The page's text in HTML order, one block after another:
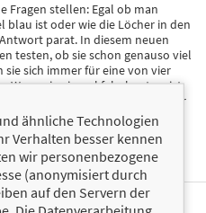
Fragen stellen: Egal ob man
blau ist oder wie die Löcher in den
parat. In diesem neuen
testen, ob sie schon genauso viel
sie sich immer für eine von vier
Wenn sie einmal falsch raten, ist
Maus bietet natürlich wie immer
Erklärung!
ähnliche Technologien
Verhalten besser kennen
wir personenbezogene
(anonymisiert durch
auf den Servern der